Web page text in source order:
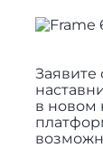
Заявите
в новом